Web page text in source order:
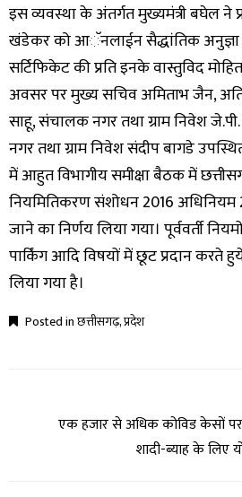
इस व्यवस्था के अंतर्गत मुख्यमंत्री बघेल ने
खंडेकर को आॅनलाईन सैद्धांतिक अनुज्ञा
सर्टिफिकेट की प्रति इनके वास्तुविद
अवसर पर मुख्य सचिव अमिताभ जैन,
साहू, संचालक नगर तथा ग्राम निवेश
नगर तथा ग्राम निवेश संदीप बागडे
में आहुत विभागीय समीक्षा बैठक में
नियमितिकरण संशोधन 2016
जाने का निर्णय लिया गया। पूर्ववर्ती
पार्किंग आदि विषयों में छूट प्रदान करते
लिया गया है।
Posted inछत्तीसगढ़,प्रदेश
एक हजार से अधिक कोविड केसों पर
शादी-ब्‍याह के लिए